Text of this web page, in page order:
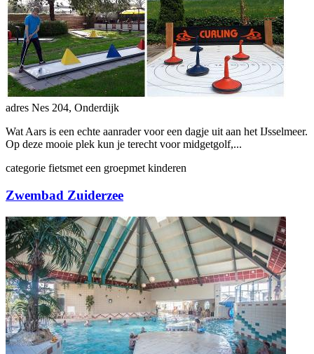
adres Nes 204, Onderdijk
Wat Aars is een echte aanrader voor een dagje uit aan het IJsselmeer.
Op deze mooie plek kun je terecht voor midgetgolf,...
categorie fietsmet een groepmet kinderen
Zwembad Zuiderzee